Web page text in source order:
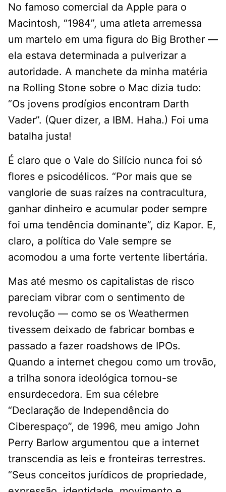
No famoso comercial da Apple para o
Macintosh, “1984”, uma atleta arremessa
um martelo em uma figura do Big Brother —
ela estava determinada a pulverizar a
autoridade. A manchete da minha matéria
na Rolling Stone sobre o Mac dizia tudo:
“Os jovens prodígios encontram Darth
Vader”. (Quer dizer, a IBM. Haha.) Foi uma
batalha justa!
É claro que o Vale do Silício nunca foi só
flores e psicodélicos. “Por mais que se
vanglorie de suas raízes na contracultura,
ganhar dinheiro e acumular poder sempre
foi uma tendência dominante”, diz Kapor. E,
claro, a política do Vale sempre se
acomodou a uma forte vertente libertária.
Mas até mesmo os capitalistas de risco
pareciam vibrar com o sentimento de
revolução — como se os Weathermen
tivessem deixado de fabricar bombas e
passado a fazer roadshows de IPOs.
Quando a internet chegou como um trovão,
a trilha sonora ideológica tornou-se
ensurdecedora. Em sua célebre
“Declaração de Independência do
Ciberespaço”, de 1996, meu amigo John
Perry Barlow argumentou que a internet
transcendia as leis e fronteiras terrestres.
“Seus conceitos jurídicos de propriedade,